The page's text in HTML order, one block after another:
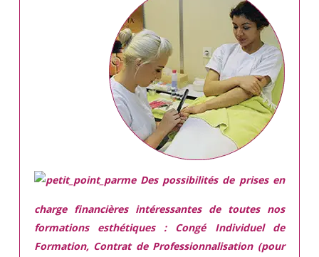
Des possibilités de prises en
charge financières intéressantes de toutes nos
formations esthétiques :Congé Individuel de
Formation, Contrat de Professionnalisation (pour